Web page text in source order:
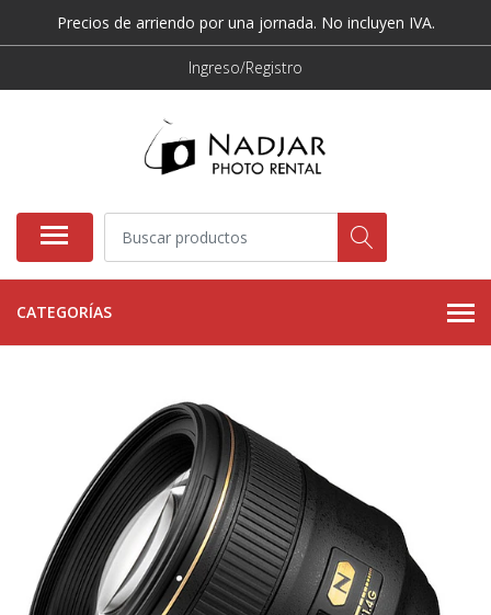
Precios de arriendo por una jornada. No incluyen IVA.
Ingreso/Registro
CATEGORÍAS